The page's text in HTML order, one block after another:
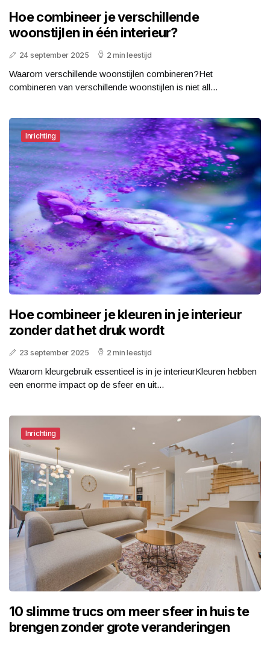
Hoe combineer je verschillende
woonstijlen in één interieur?
24 september 2025 2 min leestijd
Waarom verschillende woonstijlen combineren?Het
combineren van verschillende woonstijlen is niet all...
Inrichting
Hoe combineer je kleuren in je interieur
zonder dat het druk wordt
23 september 2025 2 min leestijd
Waarom kleurgebruik essentieel is in je interieurKleuren hebben
een enorme impact op de sfeer en uit...
Inrichting
10 slimme trucs om meer sfeer in huis te
brengen zonder grote veranderingen